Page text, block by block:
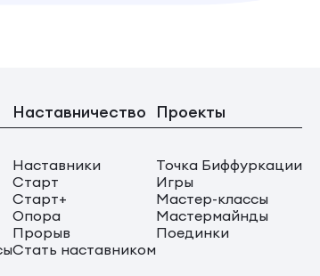
Наставничество
Наставники
Старт
Старт+
Опора
Прорыв
Стать наставником
Проекты
Точка Биффуркации
Игры
Мастер-классы
Мастермайнды
Поединки